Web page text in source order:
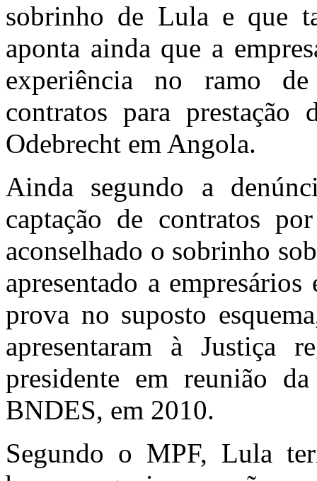
sobrinho de Lula e que
aponta ainda que a
experiência no ramo
contratos para prestação
Odebrecht em Angola.
Ainda segundo a
captação de contratos
aconselhado o sobrinho
apresentado a
prova no suposto
apresentaram à Justiça
presidente em reunião
BNDES, em 2010.
Segundo o MPF, Lula